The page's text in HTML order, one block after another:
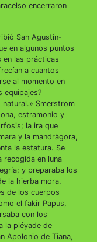
encerraron
San Agustín-
en algunos puntos
en las prácticas
a cuantos
al momento en
equipajes?
natural.» Smerstrom
estramonio y
la ira que
y la mandràgora,
la estatura. Se
recogida en luna
y preparaba los
la hierba mora.
de los cuerpos
el fakir Papus,
con los
la pléyade de
Apolonio de Tiana,